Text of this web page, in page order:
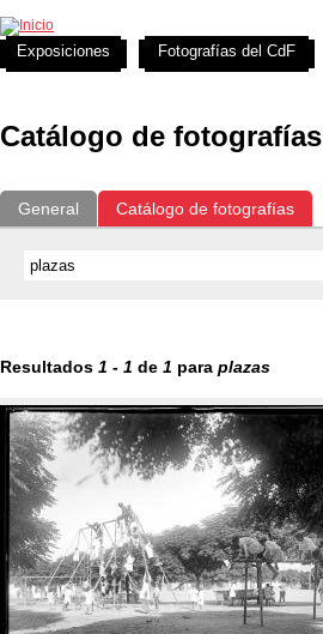
Catálogo de fotografías
General Catálogo de fotografías
Resultados 1 - 1 de 1 para plazas
Exposiciones Fotografías del CdF